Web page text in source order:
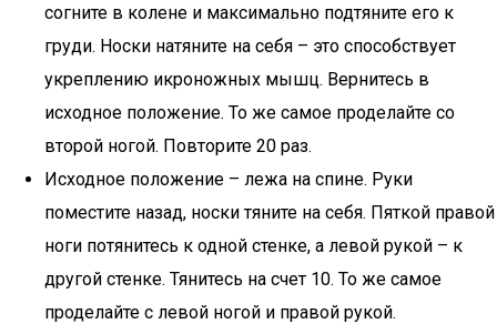
согните в колене и максимально подтяните его к
груди. Носки натяните на себя – это способствует
укреплению икроножных мышц. Вернитесь в
исходное положение. То же самое проделайте со
второй ногой. Повторите 20 раз.
Исходное положение – лежа на спине. Руки
поместите назад, носки тяните на себя. Пяткой правой
ноги потянитесь к одной стенке, а левой рукой – к
другой стенке. Тянитесь на счет 10. То же самое
проделайте с левой ногой и правой рукой.